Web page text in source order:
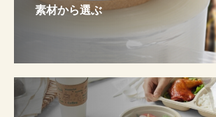
素材から選ぶ